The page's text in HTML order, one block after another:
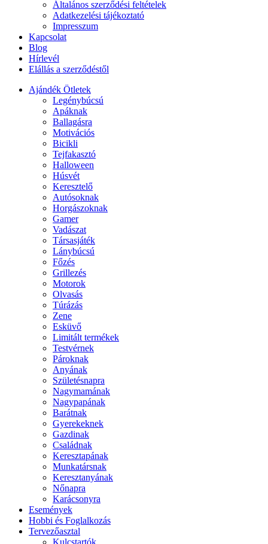
Általános szerződési feltételek
Adatkezelési tájékoztató
Impresszum
Kapcsolat
Blog
Hírlevél
Elállás a szerződéstől
Ajándék Ötletek
Legénybúcsú
Apáknak
Ballagásra
Motivációs
Bicikli
Tejfakasztó
Halloween
Húsvét
Keresztelő
Autósoknak
Horgászoknak
Gamer
Vadászat
Társasjáték
Lánybúcsú
Főzés
Grillezés
Motorok
Olvasás
Túrázás
Zene
Esküvő
Limitált termékek
Testvérnek
Pároknak
Anyának
Születésnapra
Nagymamának
Nagypapának
Barátnak
Gyerekeknek
Gazdinak
Családnak
Keresztapának
Munkatársnak
Keresztanyának
Nőnapra
Karácsonyra
Események
Hobbi és Foglalkozás
Tervezőasztal
Kulcstartók